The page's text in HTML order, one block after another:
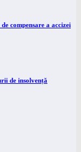
compensare a accizei
de insolvență